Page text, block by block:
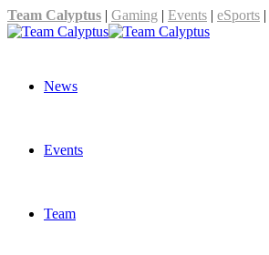
Team Calyptus | Gaming | Events | eSports |
News
Events
Team